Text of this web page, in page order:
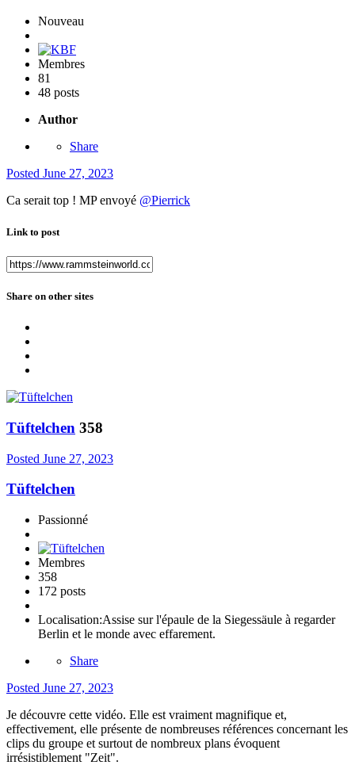
Nouveau
Membres
81
48 posts
Author
Share
Posted June 27, 2023
Ca serait top ! MP envoyé @Pierrick
Link to post
Share on other sites
Tüftelchen 358
Posted June 27, 2023
Tüftelchen
Passionné
Membres
358
172 posts
Localisation:Assise sur l'épaule de la Siegessäule à regarder
Berlin et le monde avec effarement.
Share
Posted June 27, 2023
Je découvre cette vidéo. Elle est vraiment magnifique et,
effectivement, elle présente de nombreuses références concernant les
clips du groupe et surtout de nombreux plans évoquent
irrésistiblement "Zeit".